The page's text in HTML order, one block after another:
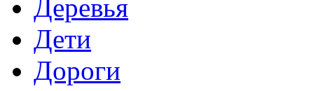
Деревья
Дети
Дороги